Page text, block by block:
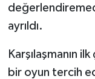
ayrıldı.
Karşılaşmanın
bir oyun tercih